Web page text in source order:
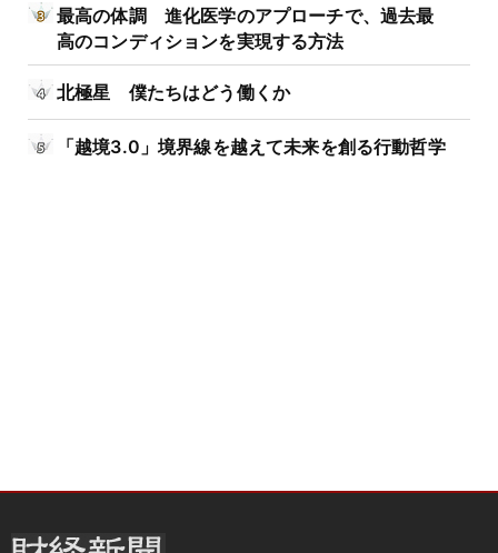
最高の体調 進化医学のアプローチで、過去最
高のコンディションを実現する方法
北極星 僕たちはどう働くか
「越境3.0」境界線を越えて未来を創る行動哲学